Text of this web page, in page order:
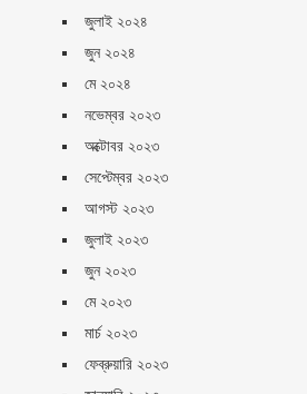
জুলাই ২০২৪
জুন ২০২৪
মে ২০২৪
নভেম্বর ২০২৩
অক্টোবর ২০২৩
সেপ্টেম্বর ২০২৩
আগস্ট ২০২৩
জুলাই ২০২৩
জুন ২০২৩
মে ২০২৩
মার্চ ২০২৩
ফেব্রুয়ারি ২০২৩